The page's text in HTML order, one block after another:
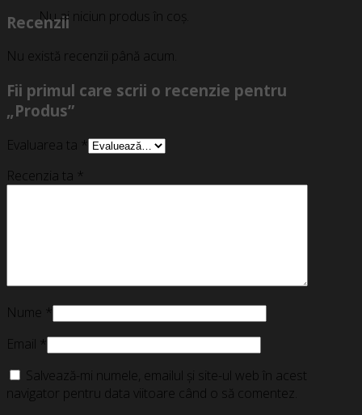
Nu ai niciun produs în coș.
Recenzii
Nu există recenzii până acum.
Fii primul care scrii o recenzie pentru
„Produs”
Evaluarea ta *
Recenzia ta *
Nume *
Email *
Salvează-mi numele, emailul și site-ul web în acest
navigator pentru data viitoare când o să comentez.